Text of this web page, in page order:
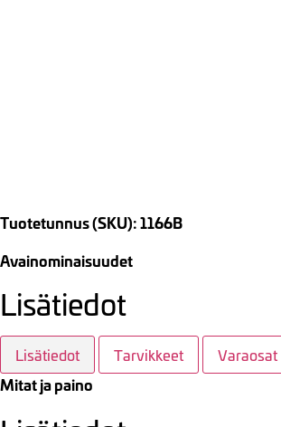
Tuotetunnus (SKU): 1166B
Avainominaisuudet
Lisätiedot
Lisätiedot Tarvikkeet Varaosat
Mitat ja paino